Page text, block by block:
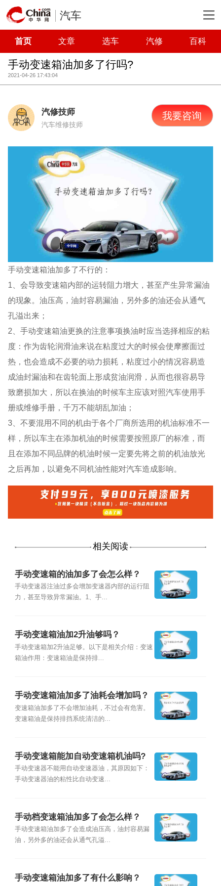
汽车
首页 文章 选车 汽修 百科
手动变速箱油加多了行吗?
2021-04-26 17:43:04
汽修技师
汽车维修技师
我要咨询
手动变速箱油加多了不行的：
1、会导致变速箱内部的运转阻力增大，甚至产生异常漏油
的现象。油压高，油封容易漏油，另外多的油还会从通气
孔溢出来；
2、手动变速箱油更换的注意事项换油时应当选择相应的粘
度：作为齿轮润滑油来说在粘度过大的时候会使摩擦面过
热，也会造成不必要的动力损耗，粘度过小的情况容易造
成油封漏油和在齿轮面上形成贫油润滑，从而也很容易导
致磨损加大，所以在换油的时候车主应该对照汽车使用手
册或维修手册，千万不能胡乱加油；
3、不要混用不同的机由于各个厂商所选用的机油标准不一
样，所以车主在添加机油的时候需要按照原厂的标准，而
且在添加不同品牌的机油时候一定要先将之前的机油放光
之后再加，以避免不同机油性能对汽车造成影响。
相关阅读
手动变速箱的油加多了会怎么样？
手动变速器注油过多会增加变速器内部的运行阻
力，甚至导致异常漏油。1、手...
手动变速箱油加2升油够吗？
手动变速箱加2升油足够。以下是相关介绍：变速
箱油作用：变速箱油是保持排...
手动变速箱油加多了油耗会增加吗？
变速箱油加多了不会增加油耗，不过会有危害。
变速箱油是保持排挡系统清洁的...
手动变速箱能加自动变速箱机油吗?
手动变速器不能用自动变速器油，其原因如下：
手动变速器油的粘性比自动变速...
手动档变速箱油加多了会怎么样？
手动变速箱油加多了会造成油压高，油封容易漏
油，另外多的油还会从通气孔溢...
手动变速箱油加多了有什么影响？